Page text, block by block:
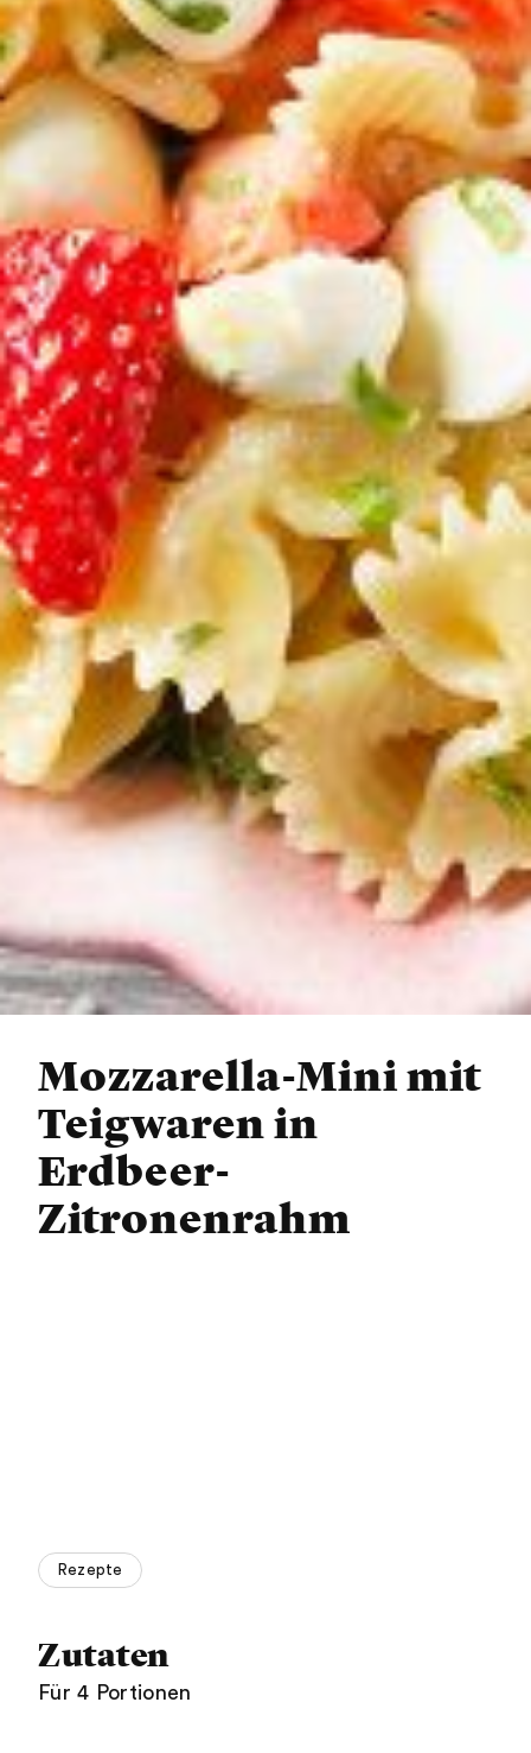
Mozzarella-Mini mit
Teigwaren in
Erdbeer-
Zitronenrahm
Rezepte
Zutaten
Für 4 Portionen